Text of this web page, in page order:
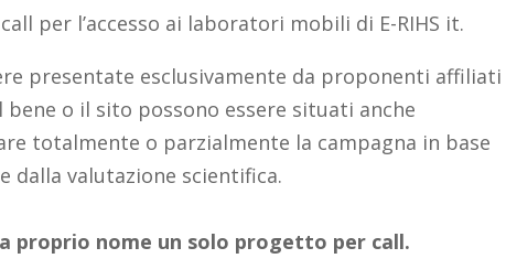
per l’accesso ai laboratori mobili di E-RIHS it.
presentate esclusivamente da proponenti affiliati
o il sito possono essere situati anche
totalmente o parzialmente la campagna in base
dalla valutazione scientifica.
proprio nome un solo progetto per call.